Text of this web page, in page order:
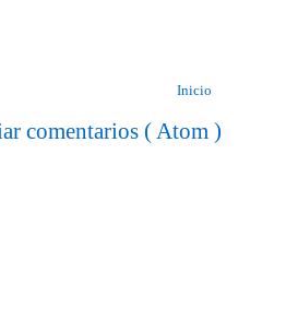
Inicio
comentarios ( Atom )